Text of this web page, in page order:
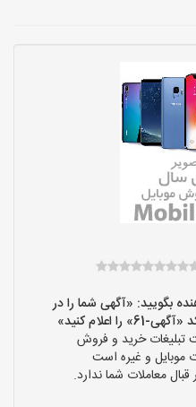
بگویید: «آگهی شما را در
اعلام کنید»
تبلیغات خرید و فروش
موبایل و غیره است
معاملات شما ندارد.